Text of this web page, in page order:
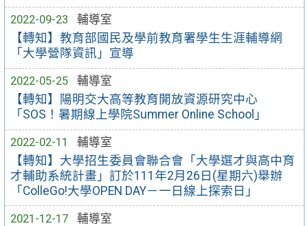
2022-09-23
輔導室
【轉知】教育部國民及學前教育署學生生涯輔導網
「大學營隊資訊」宣導
2022-05-25
輔導室
【轉知】陽明交大高等教育開放資源研究中心
「SOS！暑期線上學院Summer Online School」
2022-02-11
輔導室
【轉知】大學招生委員會聯合會「大學選才與高中育
才輔助系統計畫」訂於111年2月26日(星期六)舉辦
「ColleGo!大學OPEN DAY－一日線上探索日」
2021-12-17
輔導室